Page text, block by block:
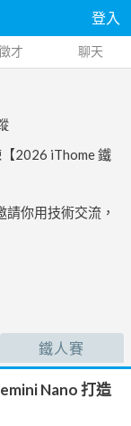
登入
才 聊天
2026 iThome 鐵
你用技術交流，
鐵人賽
Nano 打造